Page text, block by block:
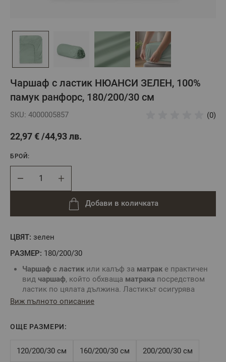
Чаршаф с ластик НЮАНСИ ЗЕЛЕН, 100%
памук ранфорс, 180/200/30 см
SKU: 4000005857 (0)
22,97 € 44,93 лв.
ЦВЯТ: зелен
РАЗМЕР: 180/200/30
Чаршаф с ластик или калъф за матрак е практичен
вид чаршаф, който обхваща матрака посредством
ластик по цялата дължина. Ластикът осигурява
неподвижност начаршафа
създайте комплект по Ваш вкус.
да знаете точните размери на вашияматрак :
Виж пълното описание
ОЩЕ РАЗМЕРИ:
120/200/30 см 160/200/30 см 200/200/30 см
БРОЙ:
Добави в количката